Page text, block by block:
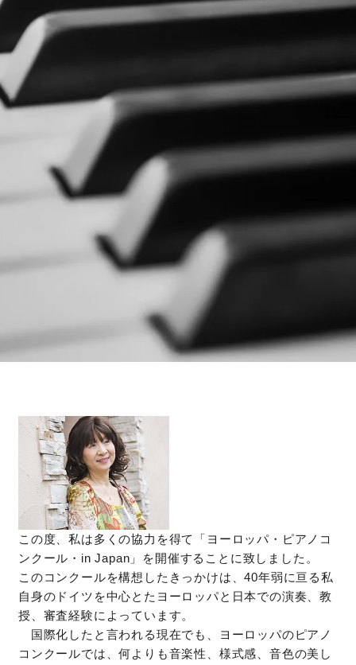
この度、私は多くの協力を得て「ヨーロッパ・ピアノコ
ンクール・in Japan」を開催することに致しました。
このコンクールを構想したきっかけは、40年弱に亘る私
自身のドイツを中心とたヨーロッパと日本での演奏、教
授、審査経験によっています。
国際化したと言われる現在でも、ヨーロッパのピアノ
コンクールでは、何よりも音楽性、様式感、音色の美し